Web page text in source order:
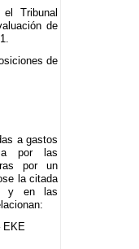
Tribunal
de
de
a gastos
por las
por un
la citada
y en las
EKE